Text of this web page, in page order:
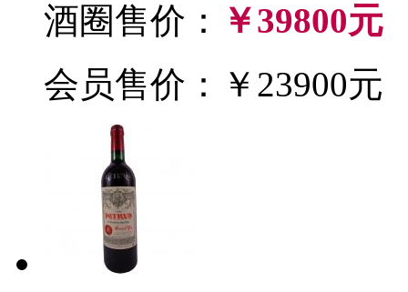
酒圈售价：
￥39800元
会员售价：￥23900元